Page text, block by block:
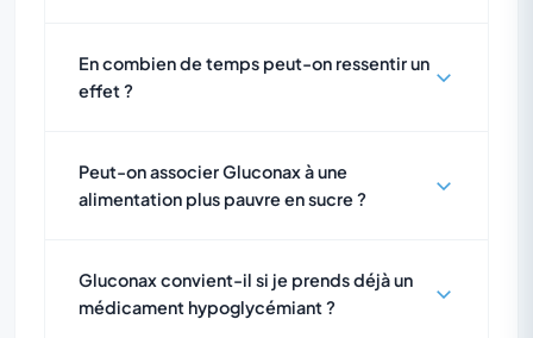
En combien de temps peut-on ressentir un
effet ?
Peut-on associer Gluconax à une
alimentation plus pauvre en sucre ?
Gluconax convient-il si je prends déjà un
médicament hypoglycémiant ?